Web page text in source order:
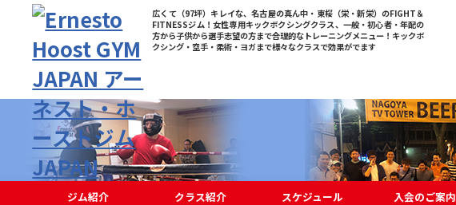
広くて（97坪）キレイな、名古屋の真ん中・東桜（栄・新栄）のFIGHT＆
FITNESSジム！女性専用キックボクシングクラス、一般・初心者・年配の
方から子供から選手志望の方まで合理的なトレーニングメニュー！キックボ
クシング・空手・柔術・ヨガまで様々なクラスで効果がでます
ジム紹介 クラス紹介 スケジュール 入会のご案内